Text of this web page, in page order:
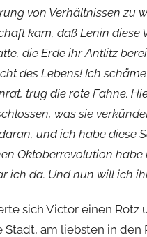
von Verhältnissen zu
kam, daß Lenin
die Erde ihr Antlitz
des Lebens! Ich
trug die rote Fahne.
was sie
und ich habe diese
Oktoberrevolution
ich da. Und nun will ich
sich Victor einen Rotz
am liebsten in